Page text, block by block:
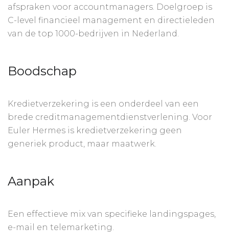
afspraken voor accountmanagers. Doelgroep is
C-level financieel management en directieleden
van de top 1000-bedrijven in Nederland.
Boodschap
Kredietverzekering is een onderdeel van een
brede creditmanagementdienstverlening. Voor
Euler Hermes is kredietverzekering geen
generiek product, maar maatwerk.
Aanpak
Een effectieve mix van specifieke landingspages,
e-mail en telemarketing.